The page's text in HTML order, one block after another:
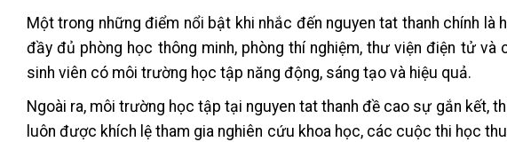
Một trong những điểm nổi bật khi nhắc đến nguyen tat thanh chính
đầy đủ phòng học thông minh, phòng thí nghiệm, thư viện điện tử
sinh viên có môi trường học tập năng động, sáng tạo và hiệu quả.
Ngoài ra, môi trường học tập tại nguyen tat thanh đề cao sự gắn kết,
luôn được khích lệ tham gia nghiên cứu khoa học, các cuộc thi học